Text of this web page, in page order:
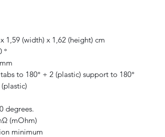
1,59 (width) x 1,62 (height) cm
°
to 180° + 2 (plastic) support to 180°
degrees.
(mOhm)
minimum